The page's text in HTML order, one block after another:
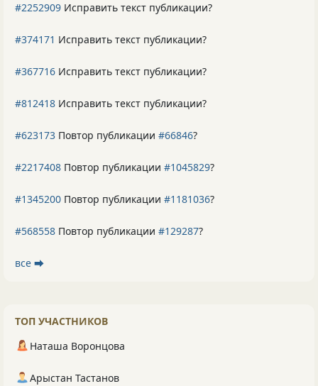
#2252909 Исправить текст публикации?
#374171 Исправить текст публикации?
#367716 Исправить текст публикации?
#812418 Исправить текст публикации?
#623173 Повтор публикации #66846?
#2217408 Повтор публикации #1045829?
#1345200 Повтор публикации #1181036?
#568558 Повтор публикации #129287?
все ⮕
ТОП УЧАСТНИКОВ
Наташа Воронцова
Арыстан Тастанов